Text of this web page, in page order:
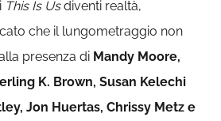
This Is Usdiventi realtà,
che il lungometraggio non
presenza di Mandy Moore,
K. Brown, Susan Kelechi
Jon Huertas, Chrissy Metz e